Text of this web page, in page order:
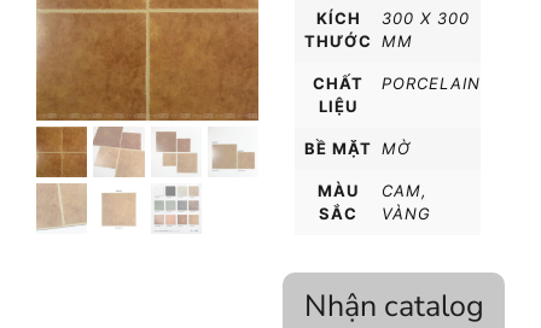
KÍCH
THƯỚC
300 X 300
MM
CHẤT
LIỆU
PORCELAIN
BỀ MẶT MỜ
MÀU
SẮC
CAM,
VÀNG
Nhận catalog